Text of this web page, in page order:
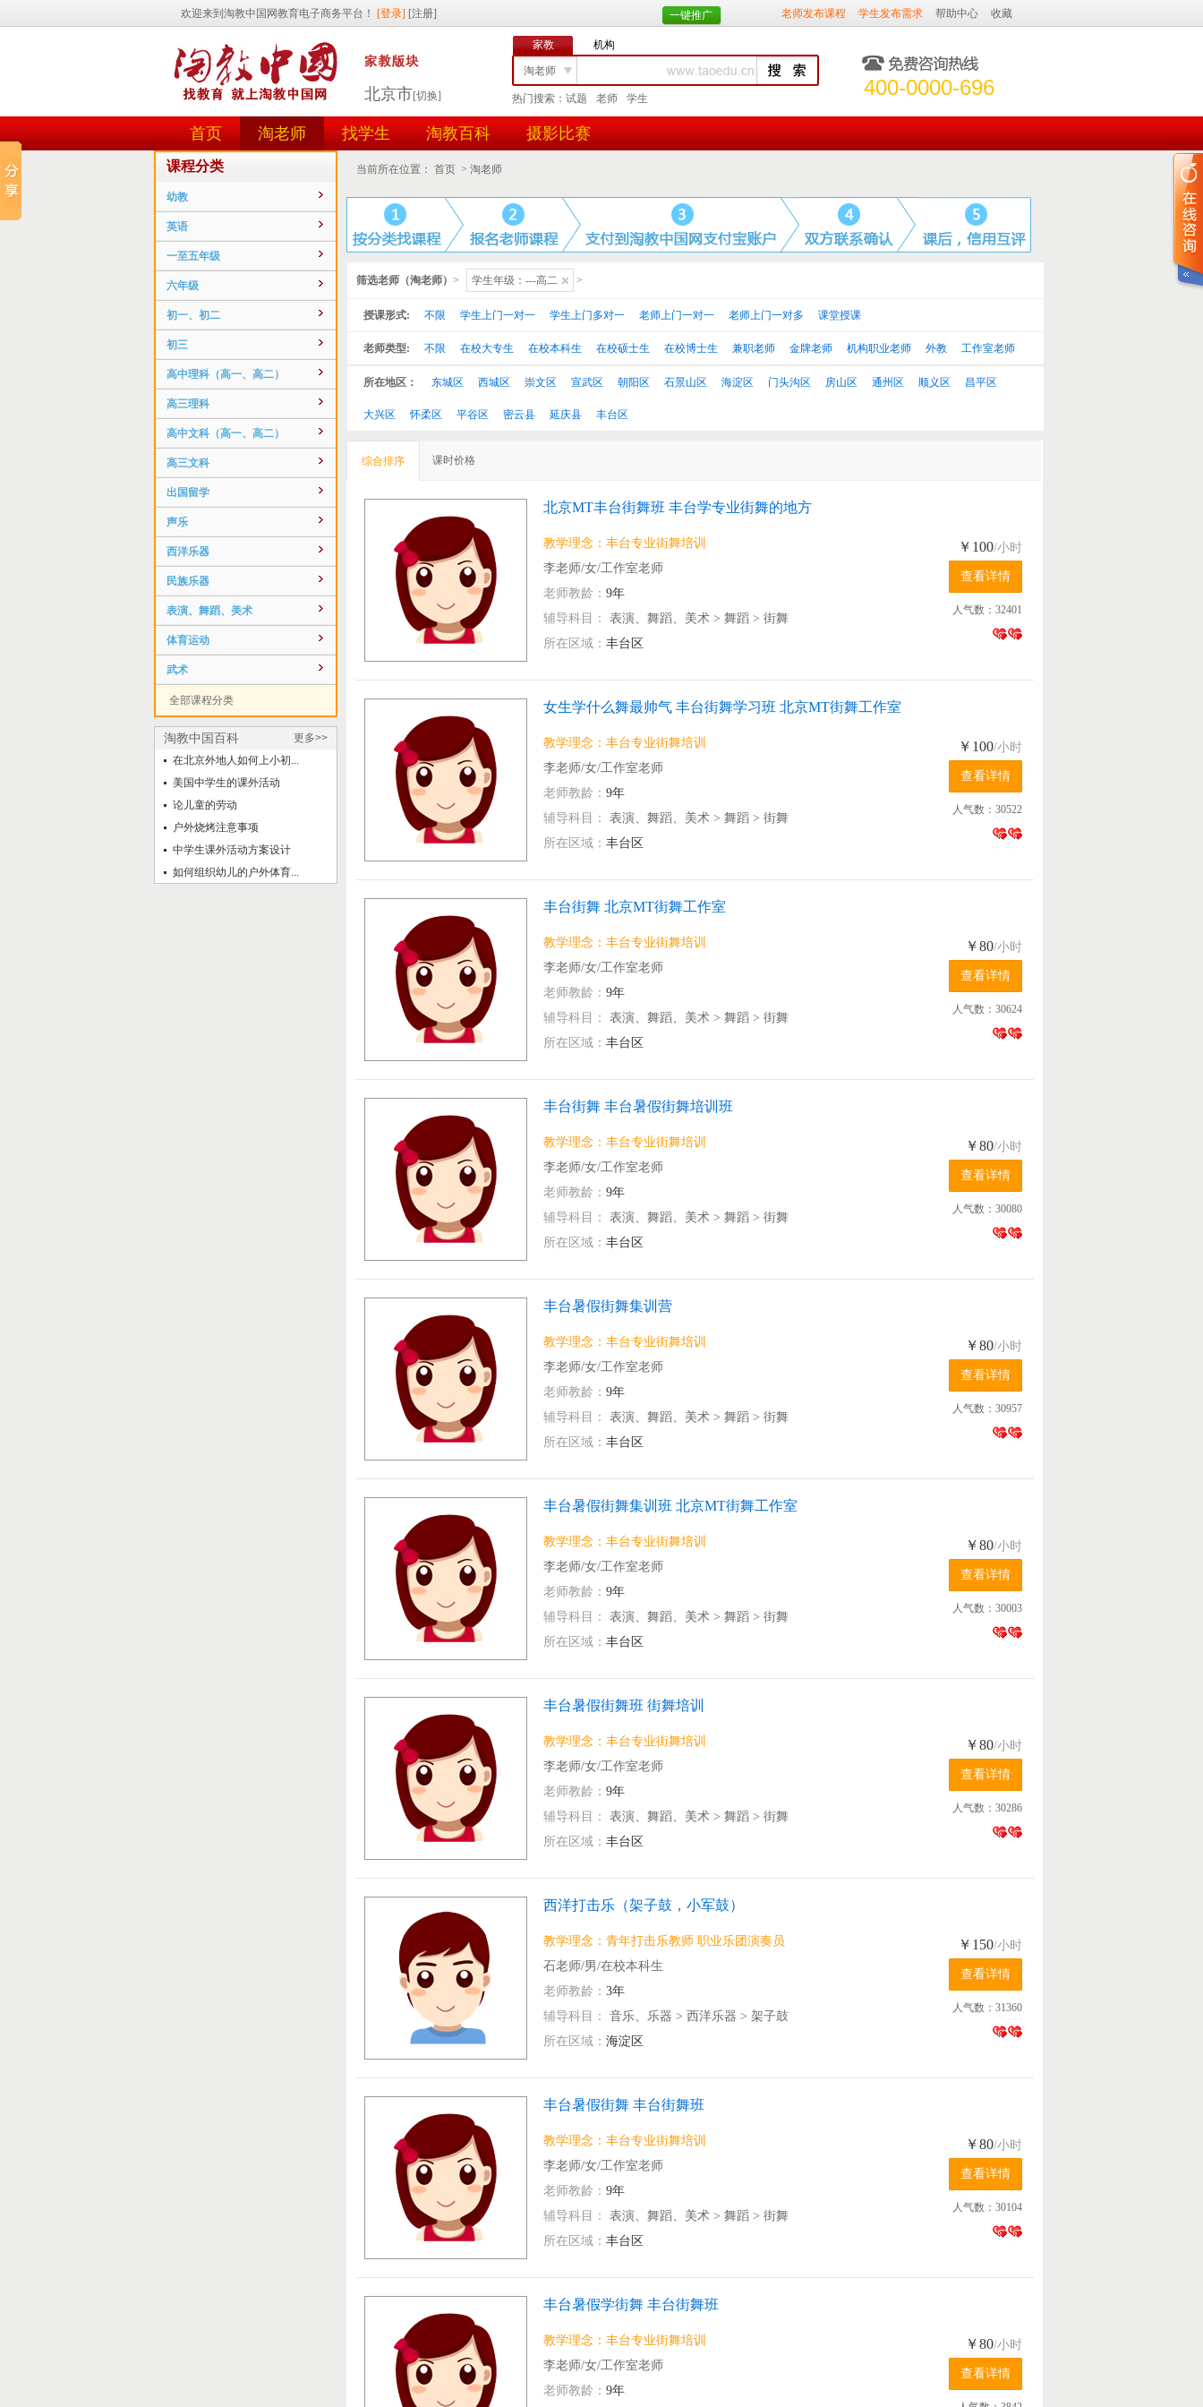
一键推广 老师发布课程 学生发布需求 帮助中心 收藏
北京市[切换]
家教 机构
淘老师
找学生
任务id
热门搜索： 试题 老师 学生 400-0000-696
首页 淘老师 找学生 淘教百科 摄影比赛
课程分类
幼教
英语
一至五年级
六年级
初一、初二
初三
高中理科（高一、高二）
高三理科
高中文科（高一、高二）
高三文科
出国留学
声乐
西洋乐器
民族乐器
表演、舞蹈、美术
体育运动
武术
全部课程分类
淘教中国百科
更多>>
在北京外地人如何上小初...
美国中学生的课外活动
论儿童的劳动
户外烧烤注意事项
中学生课外活动方案设计
如何组织幼儿的户外体育...
当前所在位置： 首页 > 淘老师
筛选老师（淘老师） > 学生年级：---高二 >
授课形式: 不限 学生上门一对一 学生上门多对一 老师上门一对一 老师上门一对多 课堂授课
老师类型: 不限 在校大专生 在校本科生 在校硕士生 在校博士生 兼职老师 金牌老师 机构职业老师 外教 工作室老师
所在地区： 东城区 西城区 崇文区 宣武区 朝阳区 石景山区 海淀区 门头沟区 房山区 通州区 顺义区 昌平区
大兴区 怀柔区 平谷区 密云县 延庆县 丰台区
综合排序 课时价格
北京MT丰台街舞班 丰台学专业街舞的地方
教学理念：丰台专业街舞培训
李老师/女/工作室老师
老师教龄： 9年
辅导科目：
表演、舞蹈、美术 > 舞蹈 > 街舞
所在区域： 丰台区
￥100/小时
人气数：32401
女生学什么舞最帅气 丰台街舞学习班 北京MT街舞工作室
教学理念：丰台专业街舞培训
李老师/女/工作室老师
老师教龄： 9年
辅导科目：
表演、舞蹈、美术 > 舞蹈 > 街舞
所在区域： 丰台区
￥100/小时
人气数：30522
丰台街舞 北京MT街舞工作室
教学理念：丰台专业街舞培训
李老师/女/工作室老师
老师教龄： 9年
辅导科目：
表演、舞蹈、美术 > 舞蹈 > 街舞
所在区域： 丰台区
￥80/小时
人气数：30624
丰台街舞 丰台暑假街舞培训班
教学理念：丰台专业街舞培训
李老师/女/工作室老师
老师教龄： 9年
辅导科目：
表演、舞蹈、美术 > 舞蹈 > 街舞
所在区域： 丰台区
￥80/小时
人气数：30080
丰台暑假街舞集训营
教学理念：丰台专业街舞培训
李老师/女/工作室老师
老师教龄： 9年
辅导科目：
表演、舞蹈、美术 > 舞蹈 > 街舞
所在区域： 丰台区
￥80/小时
人气数：30957
丰台暑假街舞集训班 北京MT街舞工作室
教学理念：丰台专业街舞培训
李老师/女/工作室老师
老师教龄： 9年
辅导科目：
表演、舞蹈、美术 > 舞蹈 > 街舞
所在区域： 丰台区
￥80/小时
人气数：30003
丰台暑假街舞班 街舞培训
教学理念：丰台专业街舞培训
李老师/女/工作室老师
老师教龄： 9年
辅导科目：
表演、舞蹈、美术 > 舞蹈 > 街舞
所在区域： 丰台区
￥80/小时
人气数：30286
西洋打击乐（架子鼓，小军鼓）
教学理念：青年打击乐教师 职业乐团演奏员
石老师/男/在校本科生
老师教龄： 3年
辅导科目：
音乐、乐器 > 西洋乐器 > 架子鼓
所在区域： 海淀区
￥150/小时
人气数：31360
丰台暑假街舞 丰台街舞班
教学理念：丰台专业街舞培训
李老师/女/工作室老师
老师教龄： 9年
辅导科目：
表演、舞蹈、美术 > 舞蹈 > 街舞
所在区域： 丰台区
￥80/小时
人气数：30104
丰台暑假学街舞 丰台街舞班
教学理念：丰台专业街舞培训
李老师/女/工作室老师
老师教龄： 9年
￥80/小时